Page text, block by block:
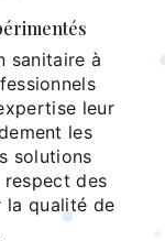
sanitaire à
leur
les
solutions
des
la qualité de